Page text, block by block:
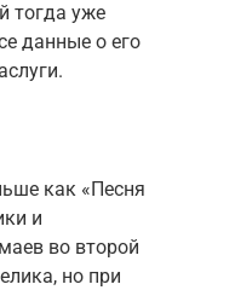
тогда уже
данные о его
как «Песня
и
во второй
но при